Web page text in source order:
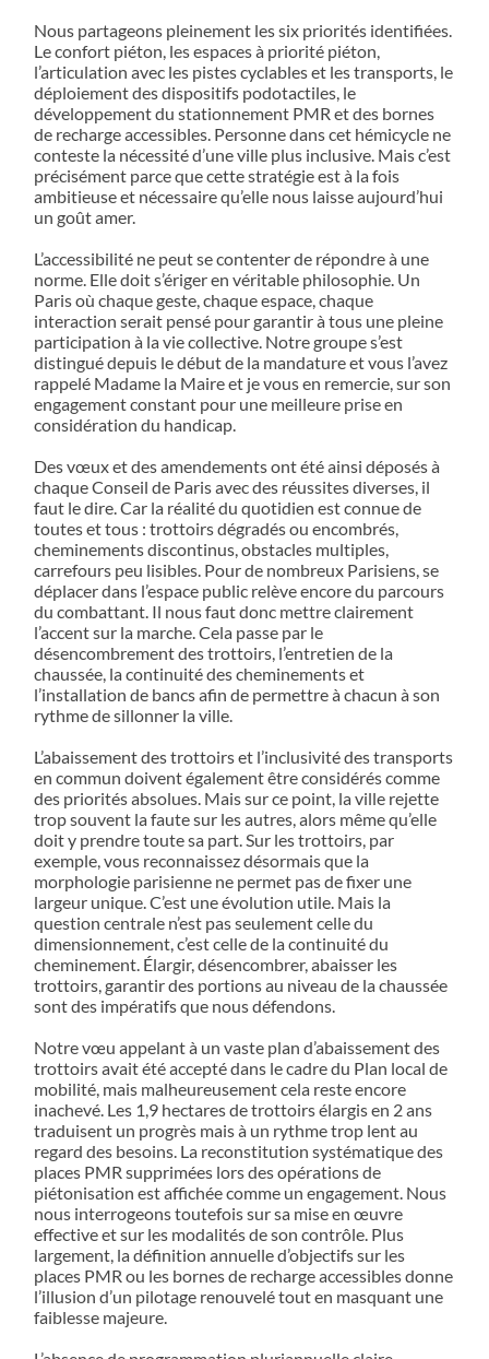
Nous partageons pleinement les six priorités identifiées.
Le confort piéton, les espaces à priorité piéton,
l’articulation avec les pistes cyclables et les transports, le
déploiement des dispositifs podotactiles, le
développement du stationnement PMR et des bornes
de recharge accessibles. Personne dans cet hémicycle ne
conteste la nécessité d’une ville plus inclusive. Mais c’est
précisément parce que cette stratégie est à la fois
ambitieuse et nécessaire qu’elle nous laisse aujourd’hui
un goût amer.
L’accessibilité ne peut se contenter de répondre à une
norme. Elle doit s’ériger en véritable philosophie. Un
Paris où chaque geste, chaque espace, chaque
interaction serait pensé pour garantir à tous une pleine
participation à la vie collective. Notre groupe s’est
distingué depuis le début de la mandature et vous l’avez
rappelé Madame la Maire et je vous en remercie, sur son
engagement constant pour une meilleure prise en
considération du handicap.
Des vœux et des amendements ont été ainsi déposés à
chaque Conseil de Paris avec des réussites diverses, il
faut le dire. Car la réalité du quotidien est connue de
toutes et tous : trottoirs dégradés ou encombrés,
cheminements discontinus, obstacles multiples,
carrefours peu lisibles. Pour de nombreux Parisiens, se
déplacer dans l’espace public relève encore du parcours
du combattant. Il nous faut donc mettre clairement
l’accent sur la marche. Cela passe par le
désencombrement des trottoirs, l’entretien de la
chaussée, la continuité des cheminements et
l’installation de bancs afin de permettre à chacun à son
rythme de sillonner la ville.
L’abaissement des trottoirs et l’inclusivité des transports
en commun doivent également être considérés comme
des priorités absolues. Mais sur ce point, la ville rejette
trop souvent la faute sur les autres, alors même qu’elle
doit y prendre toute sa part. Sur les trottoirs, par
exemple, vous reconnaissez désormais que la
morphologie parisienne ne permet pas de fixer une
largeur unique. C’est une évolution utile. Mais la
question centrale n’est pas seulement celle du
dimensionnement, c’est celle de la continuité du
cheminement. Élargir, désencombrer, abaisser les
trottoirs, garantir des portions au niveau de la chaussée
sont des impératifs que nous défendons.
Notre vœu appelant à un vaste plan d’abaissement des
trottoirs avait été accepté dans le cadre du Plan local de
mobilité, mais malheureusement cela reste encore
inachevé. Les 1,9 hectares de trottoirs élargis en 2 ans
traduisent un progrès mais à un rythme trop lent au
regard des besoins. La reconstitution systématique des
places PMR supprimées lors des opérations de
piétonisation est affichée comme un engagement. Nous
nous interrogeons toutefois sur sa mise en œuvre
effective et sur les modalités de son contrôle. Plus
largement, la définition annuelle d’objectifs sur les
places PMR ou les bornes de recharge accessibles donne
l’illusion d’un pilotage renouvelé tout en masquant une
faiblesse majeure.